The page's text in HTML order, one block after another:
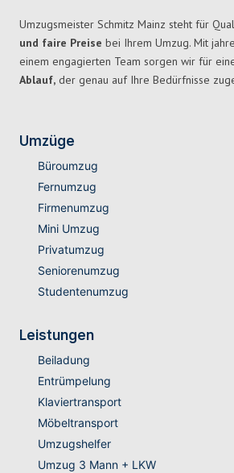
Umzugsmeister Schmitz Mainz steht für
und faire Preise bei Ihrem Umzug. Mit
einem engagierten Team sorgen wir für
Ablauf, der genau auf Ihre Bedürfnisse
Umzüge
Büroumzug
Fernumzug
Firmenumzug
Mini Umzug
Privatumzug
Seniorenumzug
Studentenumzug
Leistungen
Beiladung
Entrümpelung
Klaviertransport
Möbeltransport
Umzugshelfer
Umzug 3 Mann + LKW